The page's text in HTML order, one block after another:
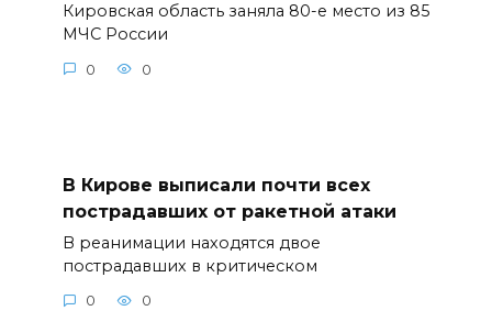
Кировская область заняла 80-е место из 85
МЧС России
0 0
В Кирове выписали почти всех
пострадавших от ракетной атаки
В реанимации находятся двое
пострадавших в критическом
0 0